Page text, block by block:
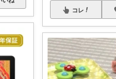
コレ